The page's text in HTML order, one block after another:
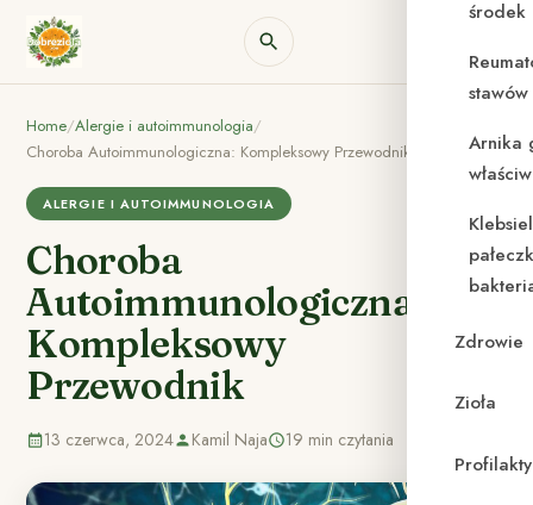
środek
Arnika
Zdrowie
Zioła
Home/Alergie i autoimmunologia/
Choroba Autoimmunologiczna: Kompleksowy Przewodnik
ALERGIE I AUTOIMMUNOLOGIA
Choroba
Autoimmunologiczna:
Kompleksowy
Przewodnik
13 czerwca, 2024 Kamil Naja 19 min czytania